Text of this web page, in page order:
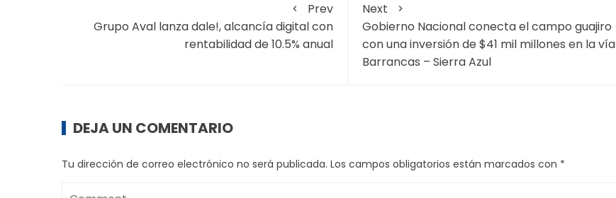
Prev
Grupo Aval lanza dale!, alcancía digital con
rentabilidad de 10.5% anual
Next
Gobierno Nacional conecta el campo guajiro
con una inversión de $41 mil millones en la vía
Barrancas – Sierra Azul
DEJA UN COMENTARIO
Tu dirección de correo electrónico no será publicada. Los campos obligatorios están marcados con *